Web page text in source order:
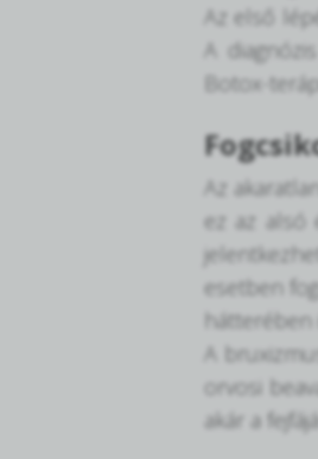
Az első
A
Botox-
Az
ez az alsó
esetben
hátterében
A
orvosi
akár a